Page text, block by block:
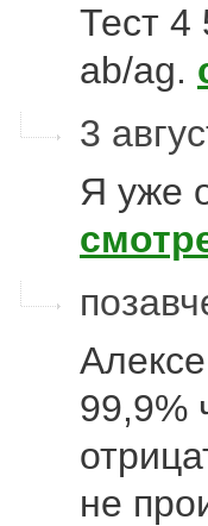
Тест 4
ab/ag.
3
Я уже
99,9%
не